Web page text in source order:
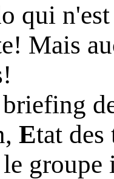
qui
Mais
Etat